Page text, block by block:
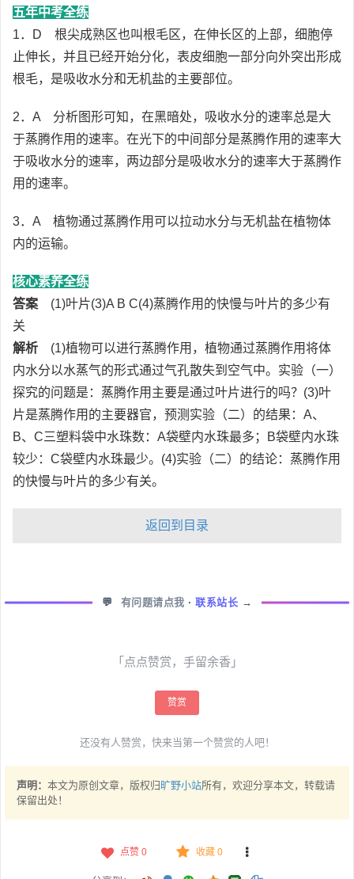
五年中考全练
1．D 根尖成熟区也叫根毛区，在伸长区的上部，细胞停
止伸长，并且已经开始分化，表皮细胞一部分向外突出形成
根毛，是吸收水分和无机盐的主要部位。
2．A 分析图形可知，在黑暗处，吸收水分的速率总是大
于蒸腾作用的速率。在光下的中间部分是蒸腾作用的速率大
于吸收水分的速率，两边部分是吸收水分的速率大于蒸腾作
用的速率。
3．A 植物通过蒸腾作用可以拉动水分与无机盐在植物体
内的运输。
核心素养全练
答案 (1)叶片(3)A B C(4)蒸腾作用的快慢与叶片的多少有
关
解析 (1)植物可以进行蒸腾作用，植物通过蒸腾作用将体
内水分以水蒸气的形式通过气孔散失到空气中。实验（一）
探究的问题是：蒸腾作用主要是通过叶片进行的吗？(3)叶
片是蒸腾作用的主要器官，预测实验（二）的结果：A、
B、C三塑料袋中水珠数：A袋壁内水珠最多；B袋壁内水珠
较少：C袋壁内水珠最少。(4)实验（二）的结论：蒸腾作用
的快慢与叶片的多少有关。
返回到目录
💬 有问题请点我 ·联系站长 →
「点点赞赏，手留余香」
赞赏
还没有人赞赏，快来当第一个赞赏的人吧！
声明： 本文为原创文章，版权归 旷野小站所有，欢迎分享本文，转载请
保留出处！
点赞 0 收藏 0